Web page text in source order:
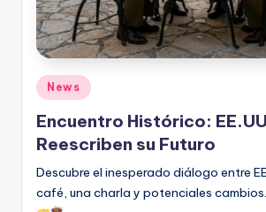
Publicado
en
News
Encuentro Histórico:
Reescriben su Futuro
Descubre el inesperado diálogo entre
café, una charla y potenciales cambios.